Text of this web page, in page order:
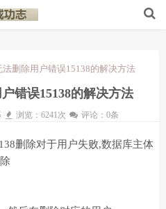
法删除用户错误15138的解决方法
错误15138的解决方法
浏览：6241次 评论：0条
删除对于用户失败,数据库主体